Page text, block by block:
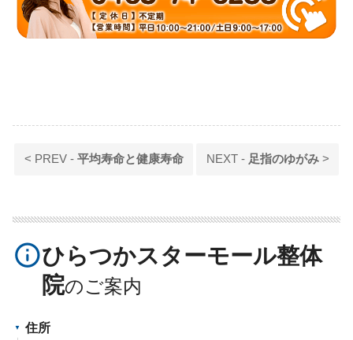
< PREV - 平均寿命と健康寿命 NEXT - 足指のゆがみ>
info_outlineひらつかスターモール整体
院
住所